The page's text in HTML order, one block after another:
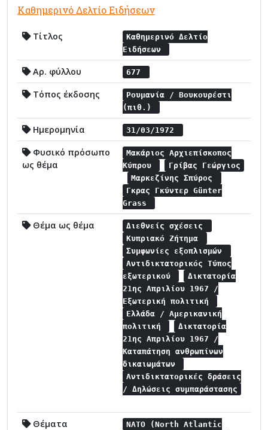
Καθημερινό Δελτίο Ειδήσεων
Τίτλος
Καθημερινό Δελτίο
Ειδήσεων
Αρ. φύλλου 677
Τόπος έκδοσης
Ρουμανία / Βουκουρέστι
(πιθ.)
Ημερομηνία 31/03/1972
Φυσικό πρόσωπο
ως θέμα
Μακάριος Αρχιεπίσκοπος
Κύπρου
Γρίβας Γεώργιος
Μαρκεζίνης Σπύρος
Γκρας Γκύντερ Günter
Grass
Θέμα ως θέμα
Διεθνείς σχέσεις
Κυπριακό Ζήτημα
Συμφωνίες εξοπλισμών
Αντιδικτατορικός Τύπος
εξωτερικού
Δικτατορία
21ης Απριλίου 1967 /
Εξωτερική πολιτική
Ελλάδα / Αμερικανική
πολιτική
Δικτατορία
21ης Απριλίου 1967 /
Καταπάτηση ανθρωπίνων
δικαιωμάτων
Αντιδικτατορικές δράσεις
/ Δηλώσεις συμπαράστασης
Θέματα
NATO (North Atlantic